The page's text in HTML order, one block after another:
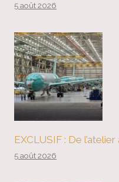
5 août 2026
EXCLUSIF : De
5 août 2026